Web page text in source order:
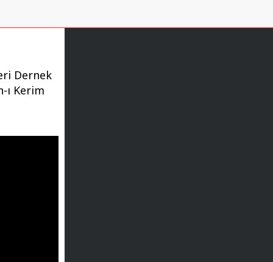
Dernek
ı Kerim